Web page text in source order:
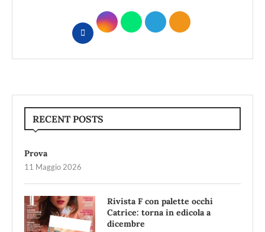
RECENT POSTS
Prova
11 Maggio 2026
Rivista F con palette occhi
Catrice: torna in edicola a
dicembre